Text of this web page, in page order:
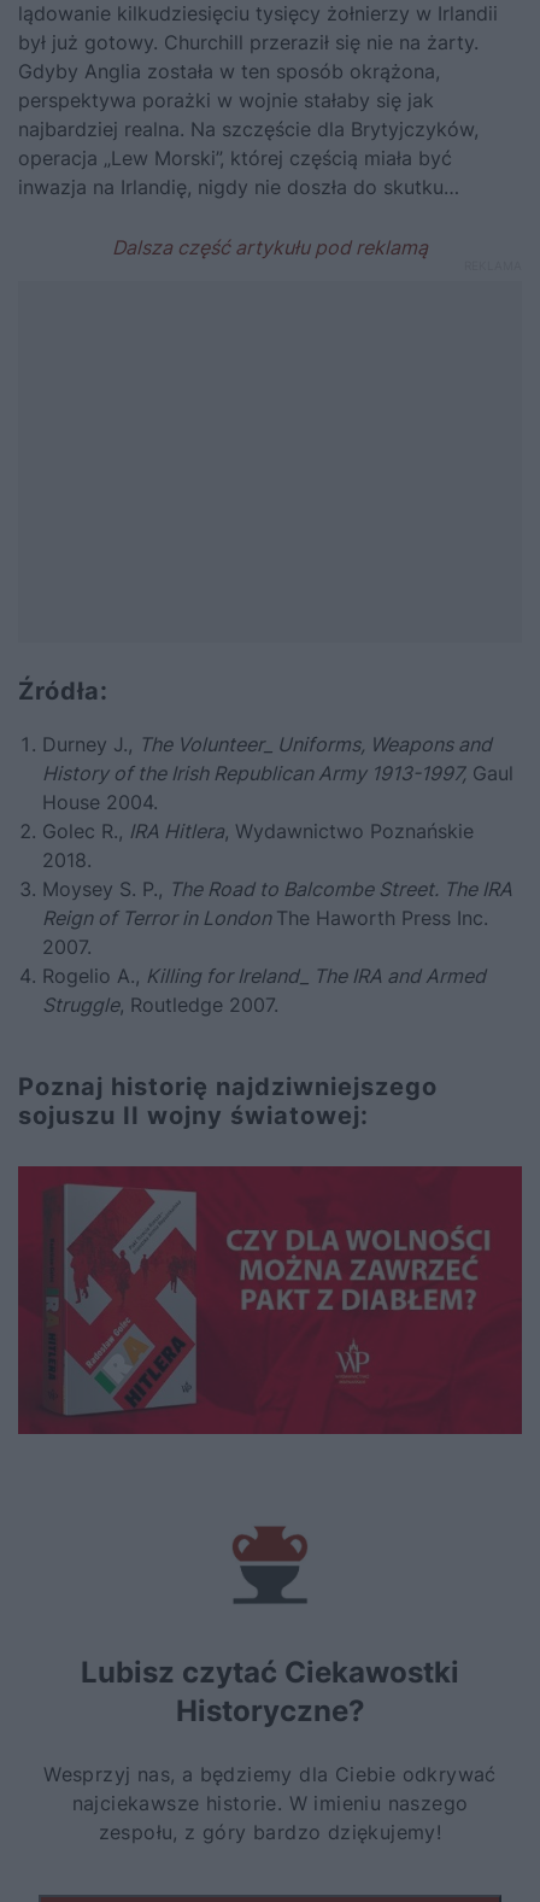
lądowanie kilkudziesięciu tysięcy żołnierzy w Irlandii
był już gotowy. Churchill przeraził się nie na żarty.
Gdyby Anglia została w ten sposób okrążona,
perspektywa porażki w wojnie stałaby się jak
najbardziej realna. Na szczęście dla Brytyjczyków,
operacja „Lew Morski”, której częścią miała być
inwazja na Irlandię, nigdy nie doszła do skutku…
Źródła:
Durney J., The Volunteer_ Uniforms, Weapons and
History of the Irish Republican Army 1913-1997, Gaul
House 2004.
Golec R., IRA Hitlera, Wydawnictwo Poznańskie
2018.
Moysey S. P., The Road to Balcombe Street. The IRA
Reign of Terror in London The Haworth Press Inc.
2007.
Rogelio A., Killing for Ireland_ The IRA and Armed
Struggle, Routledge 2007.
Poznaj historię najdziwniejszego
sojuszu II wojny światowej: